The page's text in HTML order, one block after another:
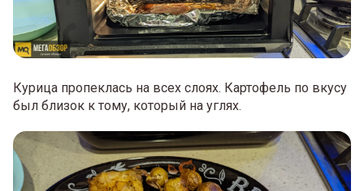
Курица пропеклась на всех слоях. Картофель по вкусу
был близок к тому, который на углях.